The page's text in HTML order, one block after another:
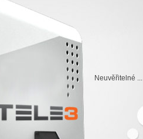
Neuvěřitelné ...